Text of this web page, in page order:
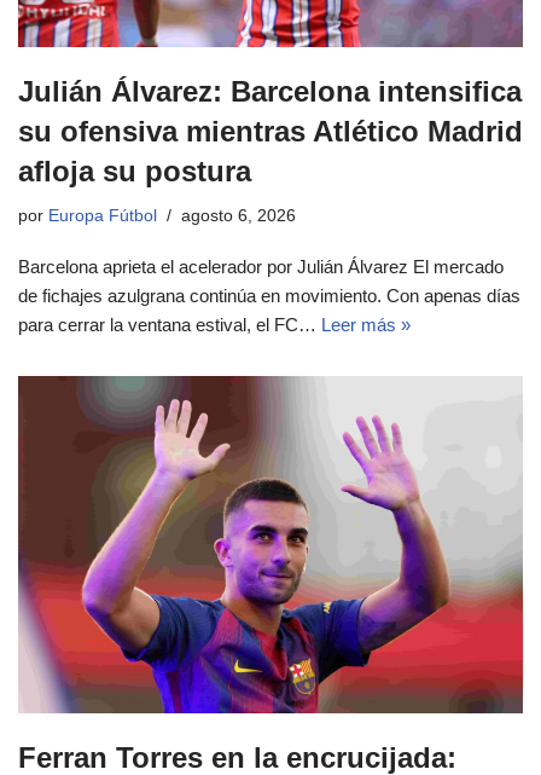
Julián Álvarez: Barcelona intensifica
su ofensiva mientras Atlético Madrid
afloja su postura
por Europa Fútbol agosto 6, 2026
Barcelona aprieta el acelerador por Julián Álvarez El mercado
de fichajes azulgrana continúa en movimiento. Con apenas días
para cerrar la ventana estival, el FC… Leer más »
Ferran Torres en la encrucijada: